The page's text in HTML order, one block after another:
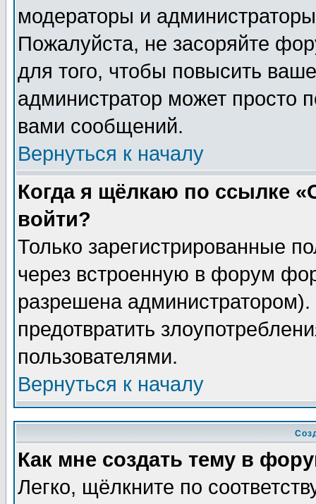
модераторы и
Пожалуйста, не засоряйте
для того, чтобы повысить
администратор может просто
вами сообщений.
Вернуться к началу
Когда я щёлкаю по ссылке
войти?
Только зарегистрированные
через встроенную в форум
разрешена
предотвратить
пользователями.
Вернуться к началу
Как мне создать тему в
Легко, щёлкните по